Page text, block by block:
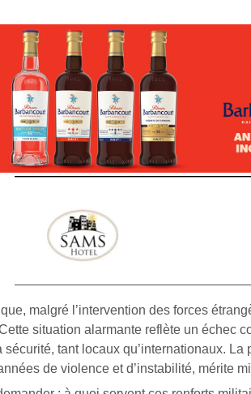
que, malgré l’intervention des forces
situation alarmante reflète un échec
sécurité, tant locaux qu’internationaux.
de violence et d’instabilité, mérite